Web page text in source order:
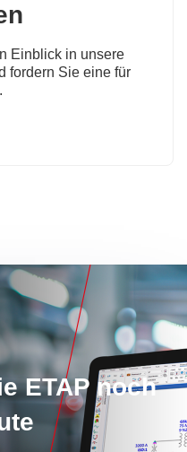
Einblick in unsere
fordern Sie eine für
ETAP noch